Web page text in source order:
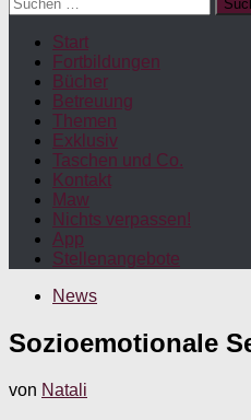
nach:
Start
Fortbildungen
Bücher
Betreuung
Themen
Exklusiv
Taschen und Co.
Kontakt
Maw
Nichts verpassen!
App
Stellenangebote
News
Sozioemotionale
von Natali